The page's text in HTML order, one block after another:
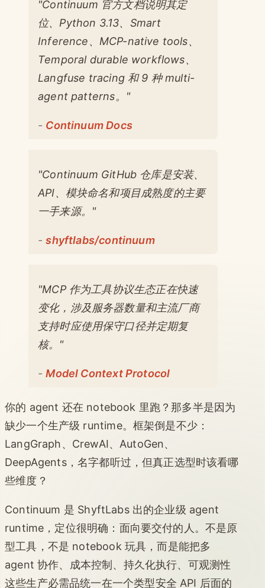
"Continuum 官方文档说明其定
位、Python 3.13、Smart
Inference、MCP-native tools、
Temporal durable workflows、
Langfuse tracing 和 9 种 multi-
agent patterns。"
- Continuum Docs
"Continuum GitHub 仓库是安装、
API、模块命名和项目成熟度的主要
一手来源。"
-shyftlabs/continuum
"MCP 作为工具协议生态正在快速
变化，涉及服务器数量和主流厂商
支持时应使用保守口径并定期复
核。"
-Model Context Protocol
你的 agent 还在 notebook 里跑？那多半是因为
缺少一个生产级 runtime。框架倒是不少：
LangGraph、CrewAI、AutoGen、
DeepAgents，名字都听过，但真正选型时该看哪
些维度？
Continuum 是 ShyftLabs 出的企业级 agent
runtime，定位很明确：面向要交付的人。不是原
型工具，不是 notebook 玩具，而是能把多
agent 协作、成本控制、持久化执行、可观测性
这些生产必需品统一在一个类型安全 API 后面的